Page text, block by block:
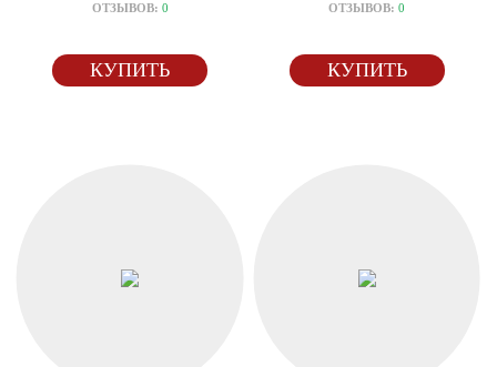
ОТЗЫВОВ: 0
КУПИТЬ
ОТЗЫВОВ:0
КУПИТЬ